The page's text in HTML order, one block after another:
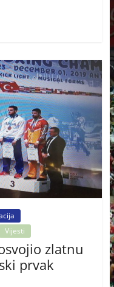
Vijesti
zlatnu
prvak